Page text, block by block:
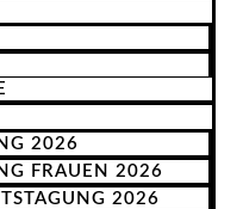
2026
FRAUEN 2026
2026